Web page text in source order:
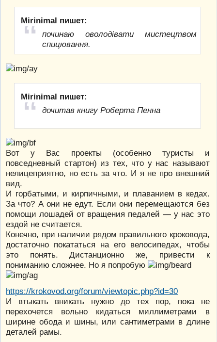
Mirinimal пишет:
починаю оволодівати мистецтвом
спицювання.
Mirinimal пишет:
дочитав книгу Роберта Пенна
Вот у Вас проекты (особенно туристы и
повседневный стартон) из тех, что у нас называют
нелицеприятно, но есть за что. И я не про внешний
вид.
И горбатыми, и кирпичными, и плаванием в кедах.
За что? А они не едут. Если они перемещаются без
помощи лошадей от вращения педалей — у нас это
ездой не считается.
Конечно, при наличии рядом правильного кроковода,
достаточно покататься на его велосипедах, чтобы
это понять. Дистанционно же, привести к
пониманию сложнее. Но я попробую
https://krokovod.org/forum/viewtopic.php?id=30
Ивтыкатьвникать нужно до тех пор, пока не
перехочется вольно кидаться миллиметрами в
ширине обода и шины, или сантиметрами в длине
деталей рамы.